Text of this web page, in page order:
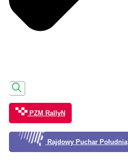
PZM RallyN
Rajdowy Puchar Południa